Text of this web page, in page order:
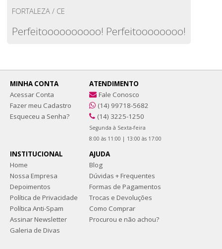
FORTALEZA / CE
Perfeitoooooooooo! Perfeitoooooooo!
MINHA CONTA
Acessar Conta
Fazer meu Cadastro
Esqueceu a Senha?
ATENDIMENTO
Fale Conosco
(14) 99718-5682
(14) 3225-1250
Segunda à Sexta-feira
8:00 às 11:00 | 13:00 às 17:00
INSTITUCIONAL
Home
Nossa Empresa
Depoimentos
Política de Privacidade
Política Anti-Spam
Assinar Newsletter
Galeria de Divas
AJUDA
Blog
Dúvidas + Frequentes
Formas de Pagamentos
Trocas e Devoluções
Como Comprar
Procurou e não achou?